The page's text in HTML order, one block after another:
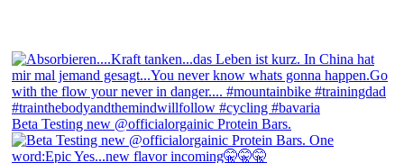
Beta Testing new @officialorgainic Protein Bars.